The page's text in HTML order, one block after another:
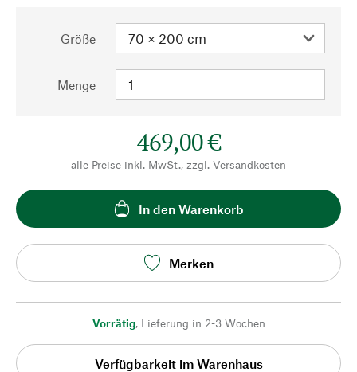
Größe
Menge
469,00 €
alle Preise inkl. MwSt., zzgl. Versandkosten
In den Warenkorb
Merken
Vorrätig, Lieferung in 2-3 Wochen
Verfügbarkeit im Warenhaus